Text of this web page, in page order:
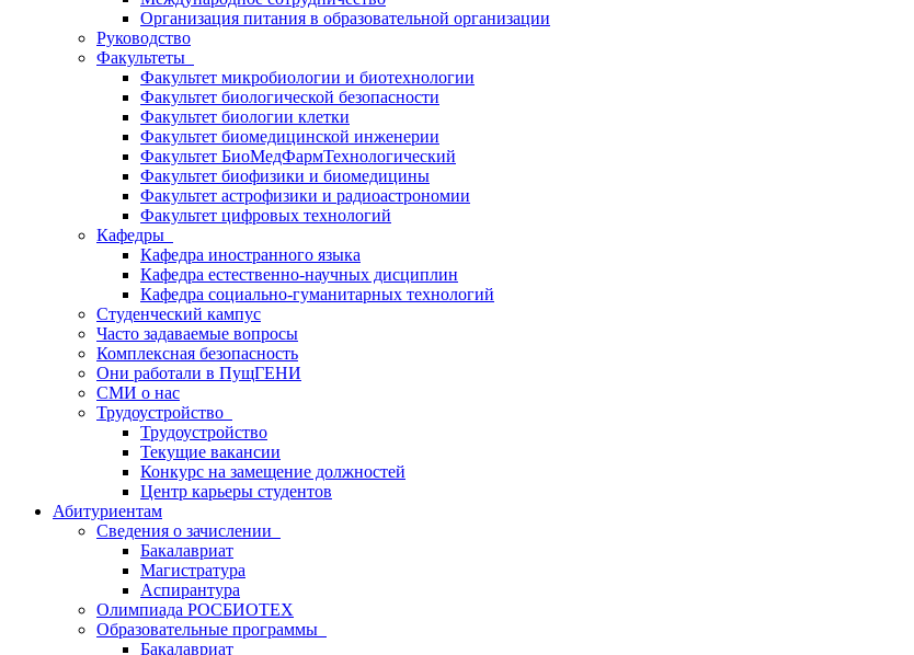
Организация питания в образовательной организации
Руководство
Факультеты
Факультет микробиологии и биотехнологии
Факультет биологической безопасности
Факультет биологии клетки
Факультет биомедицинской инженерии
Факультет БиоМедФармТехнологический
Факультет биофизики и биомедицины
Факультет астрофизики и радиоастрономии
Факультет цифровых технологий
Кафедры
Кафедра иностранного языка
Кафедра естественно-научных дисциплин
Кафедра социально-гуманитарных технологий
Студенческий кампус
Часто задаваемые вопросы
Комплексная безопасность
Они работали в ПущГЕНИ
СМИ о нас
Трудоустройство
Трудоустройство
Текущие вакансии
Конкурс на замещение должностей
Центр карьеры студентов
Абитуриентам
Сведения о зачислении
Бакалавриат
Магистратура
Аспирантура
Олимпиада РОСБИОТЕХ
Образовательные программы
Бакалавриат